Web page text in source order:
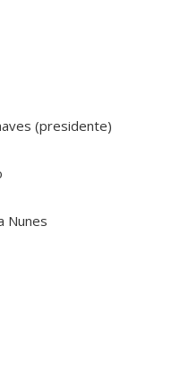
(presidente)
Nunes